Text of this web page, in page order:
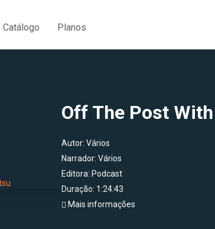
Catálogo Planos
Off The Post
Autor: Vários
Narrador: Vários
Editora: Podcast
Duração: 1:24:43
Mais informações